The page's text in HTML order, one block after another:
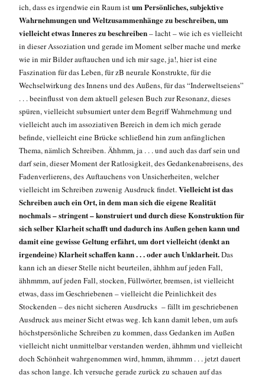
ich, dass es irgendwie ein Raum istum Persönliches, subjektive
Wahrnehmungen und Weltzusammenhänge zu beschreiben, um
vielleicht etwas Inneres zu beschreiben– lacht – wie ich es vielleicht
in dieser Assoziation und gerade im Moment selber mache und merke
wie in mir Bilder auftauchen und ich mir sage, ja!, hier ist eine
Faszination für das Leben, für zB neurale Konstrukte, für die
Wechselwirkung des Innens und des Außens, für das “Inderweltseiens”
. . . beeinflusst von dem aktuell gelesen Buch zur Resonanz, dieses
spüren, vielleicht subsumiert unter dem Begriff Wahrnehmung und
vielleicht auch im assoziativen Bereich in dem ich mich gerade
befinde, vielleicht eine Brücke schließend hin zum anfänglichen
Thema, nämlich Schreiben. Ähhmm, ja . . . und auch das darf sein und
darf sein, dieser Moment der Ratlosigkeit, des Gedankenabreisens, des
Fadenverlierens, des Auftauchens von Unsicherheiten, welcher
vielleicht im Schreiben zuwenig Ausdruck findet. Vielleicht ist das
Schreiben auch ein Ort, in dem man sich die eigene Realität
nochmals – stringent – konstruiert und durch diese Konstruktion für
sich selber Klarheit schafft und dadurch ins Außen gehen kann und
damit eine gewisse Geltung erfährt, um dort vielleicht (denkt an
irgendeine) Klarheit schaffen kann . . . oder auch Unklarheit.Das
kann ich an dieser Stelle nicht beurteilen, ähhhm auf jeden Fall,
ähhmmm, auf jeden Fall, stocken, Füllwörter, bremsen, ist vielleicht
etwas, dass im Geschriebenen – vielleicht die Peinlichkeit des
Stockenden – des nicht sicheren Ausdrucks – fällt im geschriebenen
Ausdruck aus meiner Sicht etwas weg. Ich kann damit leben, um aufs
höchstpersönliche Schreiben zu kommen, dass Gedanken im Außen
vielleicht nicht unmittelbar verstanden werden, ähhmm und vielleicht
doch Schönheit wahrgenommen wird, hmmm, ähmmm . . . jetzt dauert
das schon lange. Ich versuche gerade zurück zu schauen auf das